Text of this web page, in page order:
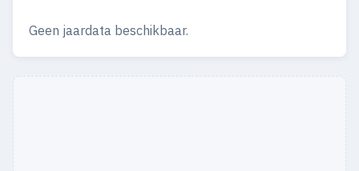
Geen jaardata beschikbaar.